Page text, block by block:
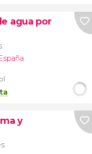
agua por
y